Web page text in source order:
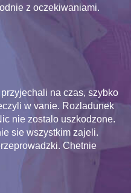
z oczekiwaniami.
na czas, szybko
w vanie. Rozladunek
nie zostalo uszkodzone.
sie wszystkim zajeli.
Chetnie